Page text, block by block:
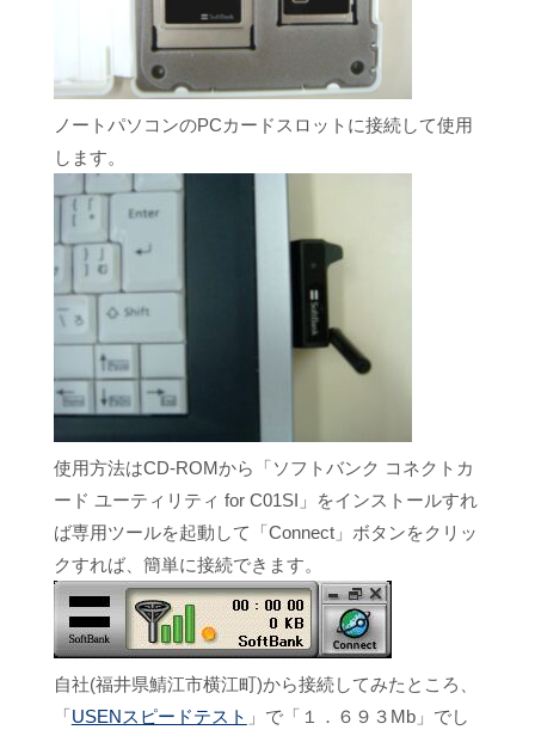
ノートパソコンのPCカードスロットに接続して使用
します。
使用方法はCD-ROMから「ソフトバンク コネクトカ
ード ユーティリティ for C01SI」をインストールすれ
ば専用ツールを起動して「Connect」ボタンをクリッ
クすれば、簡単に接続できます。
自社(福井県鯖江市横江町)から接続してみたところ、
「USENスピードテスト 」で「１．６９３Mb」でし